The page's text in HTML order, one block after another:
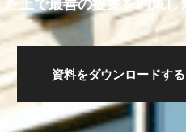
資料をダウンロードする